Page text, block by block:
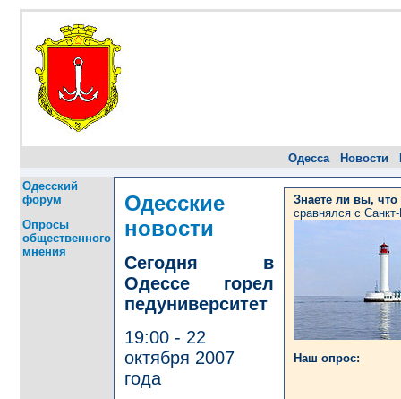
Одесса Новости
Одесский
форум
Опросы
общественного
мнения
Одесские
новости
Сегодня в
Одессе горел
педуниверситет
19:00 - 22
октября 2007
года
Знаете ли вы, что
сравнялся с
Наш опрос: